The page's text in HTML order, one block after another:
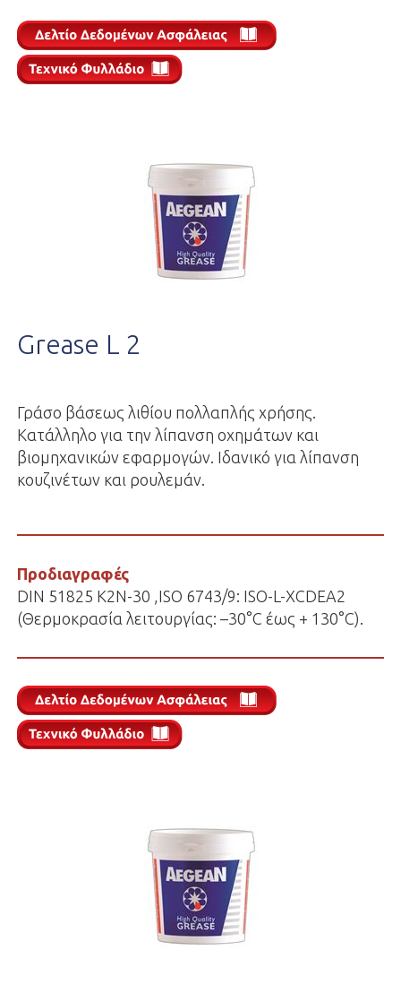
Grease L 2
Γράσο βάσεως λιθίου πολλαπλής χρήσης.
Κατάλληλο για την λίπανση οχημάτων και
βιομηχανικών εφαρμογών. Ιδανικό για λίπανση
κουζινέτων και ρουλεμάν.
Προδιαγραφές
DIN 51825 K2N-30 ,ISO 6743/9: ISO-L-XCDEA2
(Θερμοκρασία λειτουργίας: –30°C έως + 130°C).